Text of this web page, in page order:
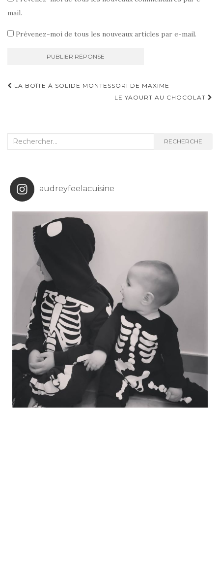
mail.
Prévenez-moi de tous les nouveaux articles par e-mail.
Navigation
LA BOÎTE À SOLIDE MONTESSORI DE MAXIME
LE YAOURT AU CHOCOLAT
Recherche
RECHERCHE
audreyfeelacuisine